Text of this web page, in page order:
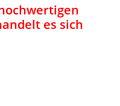
es sich